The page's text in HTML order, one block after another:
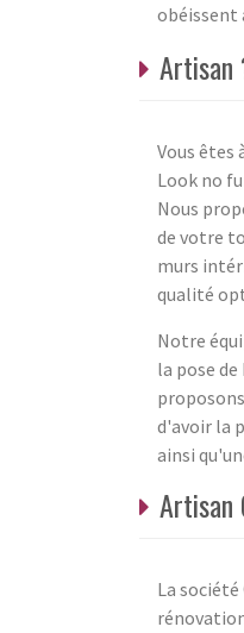
obéissent
Artisan
Vous êtes
Look no
Nous
de votre
murs
qualité
Notre
la pose
d'avoir la
ainsi
Artisan
La société